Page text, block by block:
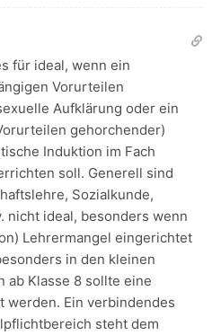
für ideal, wenn ein
Vorurteilen
Aufklärung oder ein
gehorchender)
Induktion im Fach
soll. Generell sind
Sozialkunde,
nicht ideal, besonders wenn
Lehrermangel eingerichtet
in den kleinen
ab Klasse 8 sollte eine
werden. Ein verbindendes
steht dem